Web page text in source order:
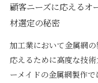
顧客ニーズに応えるオ
材選定の秘密
加工業において金属網
応えるために高度な技
ーメイドの金属網製作